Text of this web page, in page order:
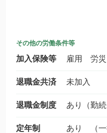
その他の労働条件等
加入保険等 雇用 労
退職金共済 未加入
退職金制度 あり（勤
定年制 あり （一